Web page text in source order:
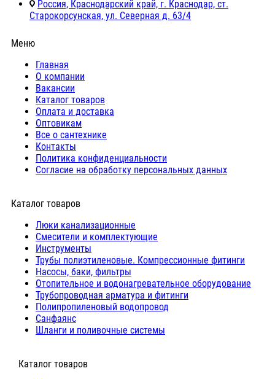
Россия, Краснодарский край, г. Краснодар, ст.
Старокорсунская, ул. Северная д. 63/4
Меню
Главная
О компании
Вакансии
Каталог товаров
Оплата и доставка
Оптовикам
Все о сантехнике
Контакты
Политика конфиденциальности
Согласие на обработку персональных данных
Каталог товаров
Люки канализационные
Cмесители и комплектующие
Инструменты
Трубы полиэтиленовые. Компрессионные фитинги
Насосы, баки, фильтры
Отопительное и водонагревательное оборудование
Трубопроводная арматура и фитинги
Полипропиленовый водопровод
Санфаянс
Шланги и поливочные системы
⠀Каталог товаров